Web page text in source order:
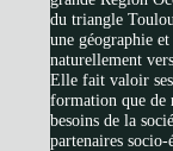
du triangle
une géographie
naturellement
Elle fait valoir
formation que de
besoins de la
partenaires